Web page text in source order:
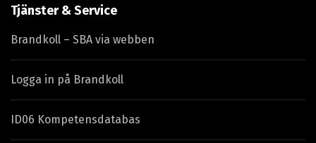
Tjänster & Service
Brandkoll – SBA via webben
Logga in på Brandkoll
ID06 Kompetensdatabas